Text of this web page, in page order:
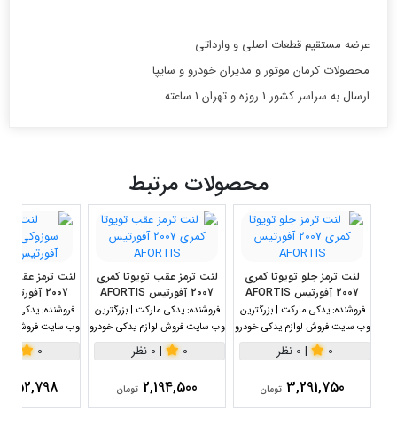
عرضه مستقیم قطعات اصلی و وارداتی
محصولات کرمان موتور و مدیران خودرو و سایپا
ارسال به سراسر کشور 1 روزه و تهران 1 ساعته
محصولات مرتبط
لنت ترمز جلو تویوتا کمری
2007 آفورتیس AFORTIS
فروشنده: یدکی مارکت | بزرگترین
وب سایت فروش لوازم یدکی خودرو
0
| 0 نظر
3,291,750 تومان
لنت ترمز عقب تویوتا کمری
2007 آفورتیس AFORTIS
فروشنده: یدکی مارکت | بزرگترین
وب سایت فروش لوازم یدکی خودرو
0
| 0 نظر
2,194,500 تومان
لنت ترمز عقب
2007 آفورتیس AFORTIS
فروشنده: یدکی
وب سایت فروش
0